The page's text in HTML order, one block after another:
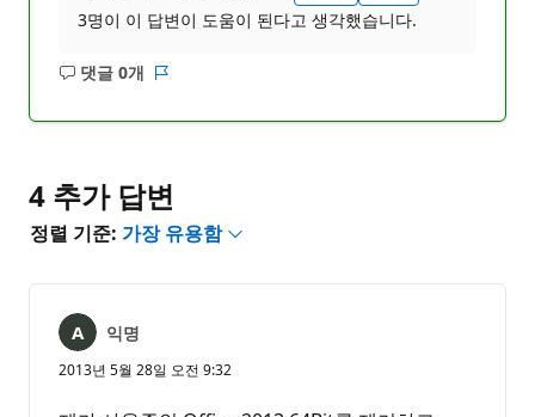
3명이 이 답변이 도움이 된다고 생각했습니다.
댓글 0개
설
4 추가 답변
정렬 기준: 가장 유용함
익명
2013년 5월 28일 오전 9:32